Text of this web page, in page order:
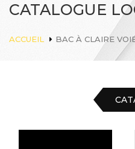
CATALOGUE
ACCUEIL BAC À CLAIRE